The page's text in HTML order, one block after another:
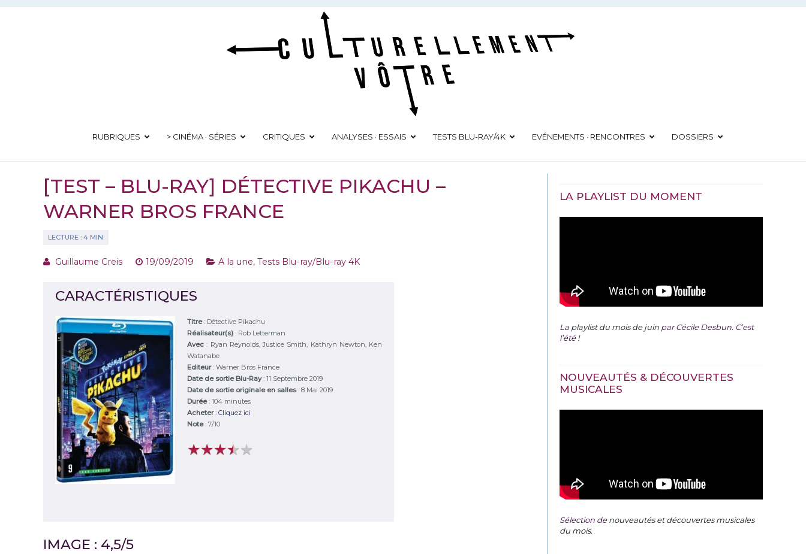
Aller
Culturellement Vôtre
RUBRIQUES > CINÉMA · SÉRIES CRITIQUES ANALYSES · ESSAIS TESTS BLU-RAY/4K EVÉNEMENTS · RENCONTRES DOSSIERS
[TEST – BLU-RAY] DÉTECTIVE PIKACHU –
WARNER BROS FRANCE
Guillaume Creis 19/09/2019 A la une,Tests Blu-ray/Blu-ray 4K
CARACTÉRISTIQUES
Titre: Détective Pikachu
Réalisateur(s) : Rob Letterman
Avec: Ryan Reynolds, Justice Smith, Kathryn Newton, Ken
Watanabe
Editeur: Warner Bros France
Date de sortie Blu-Ray: 11 Septembre 2019
Date de sortie originale en salles: 8 Mai 2019
Durée: 104 minutes
Acheter: Cliquez ici
Note: 7/10
★★★★★
★★★★★
IMAGE : 4,5/5
LA PLAYLIST DU MOMENT
La playlist du mois de juin par Cécile Desbun. C’est
l’été !
NOUVEAUTÉS & DÉCOUVERTES
MUSICALES
Sélection denouveautés et découvertes musicales
du mois.